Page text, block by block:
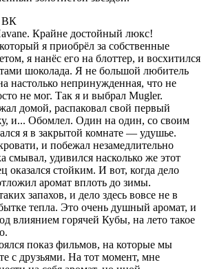
ВК
Крайне достойный люкс!
я приобрёл за собственные
я нанёс его на блоттер, и восхитился
шоколада. Я не большой любитель
настолько непринужденная, что не
не мог. Так я и выбрал Mugler.
домой, распаковал свой первый
и... Обомлел. Один на один, со своим
я в закрытой комнате — удушье.
и побежал незамедлительно
смывал, удивился насколько же этот
оказался стойким. И вот, когда дело
аромат вплоть до зимы.
запахов, и дело здесь вовсе не в
тепла. Это очень душный аромат, и
влиянием горячей Кубы, на лето такое
показ фильмов, на которые мы
с друзьями. На тот момент, мне